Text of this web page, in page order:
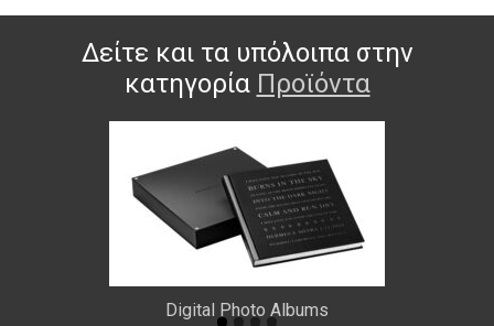
Δείτε και τα υπόλοιπα στην
κατηγορία Προϊόντα
Digital Photo Albums